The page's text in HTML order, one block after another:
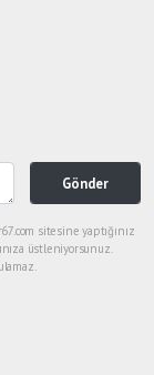
Gönder
sitesine yaptığınız
üstleniyorsunuz.